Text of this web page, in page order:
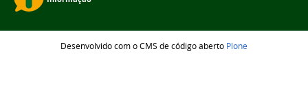
Desenvolvido com o CMS de código aberto Plone